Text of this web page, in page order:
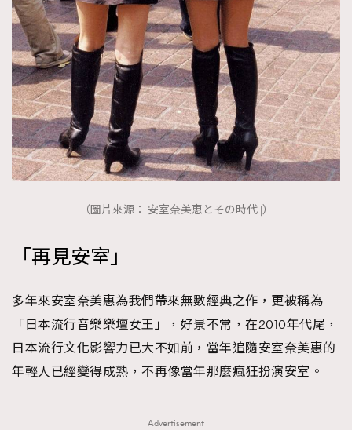
（圖片來源： 安室奈美恵とその時代 |）
「再見安室」
多年來安室奈美惠為我們帶來無數經典之作，更被稱為
「日本流行音樂樂壇女王」，好景不常，在2010年代尾，
日本流行文化影響力已大不如前，當年追隨安室奈美惠的
年輕人已經變得成熟，不再像當年那麼瘋狂扮演安室。
Advertisement